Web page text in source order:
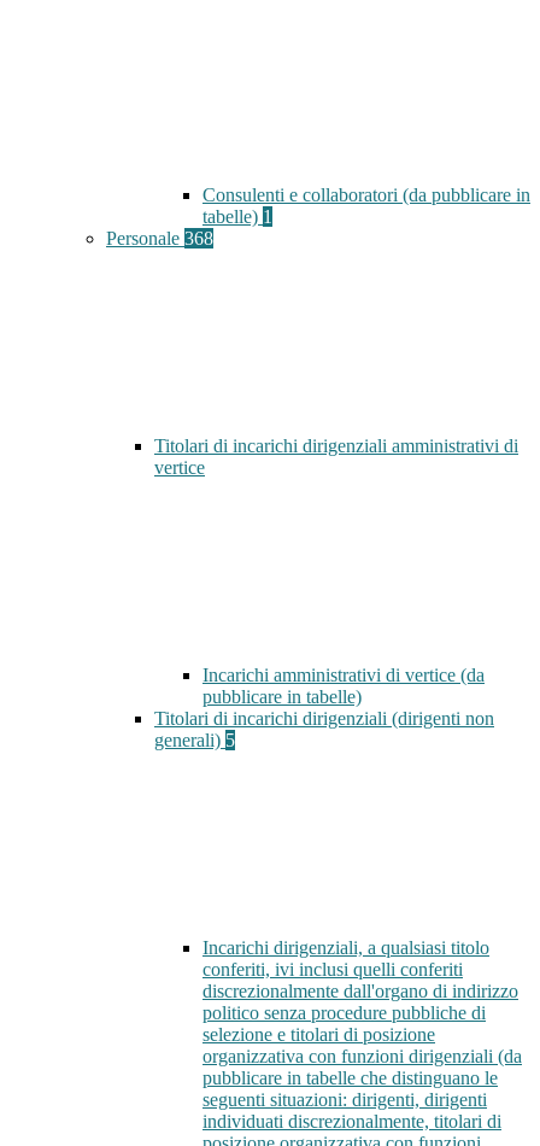
Consulenti e collaboratori (da pubblicare in
tabelle) 1
Personale 368
Titolari di incarichi dirigenziali amministrativi di
vertice
Incarichi amministrativi di vertice (da
pubblicare in tabelle)
Titolari di incarichi dirigenziali (dirigenti non
generali) 5
Incarichi dirigenziali, a qualsiasi titolo
conferiti, ivi inclusi quelli conferiti
discrezionalmente dall'organo di indirizzo
politico senza procedure pubbliche di
selezione e titolari di posizione
organizzativa con funzioni dirigenziali (da
pubblicare in tabelle che distinguano le
seguenti situazioni: dirigenti, dirigenti
individuati discrezionalmente, titolari di